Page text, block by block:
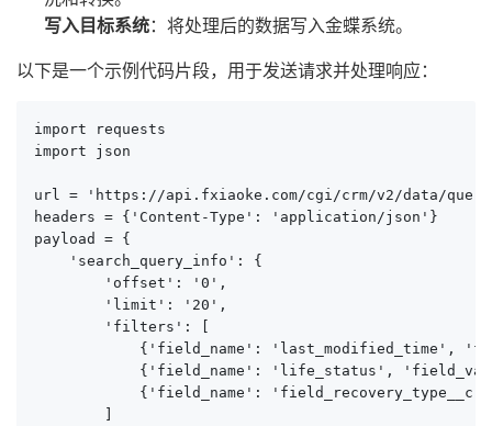
写入目标系统：将处理后的数据写入金蝶系统。
以下是一个示例代码片段，用于发送请求并处理响应：
import requests
import json
url = 'https://api.fxiaoke.com/cgi/crm/v2/data/
headers = {'Content-Type': 'application/json'}
payload = {
    'search_query_info': {
        'offset': '0',
        'limit': '20',
        'filters': [
{'field_name': 'last_modified_time',
{'field_name': 'life_status',
{'field_name':